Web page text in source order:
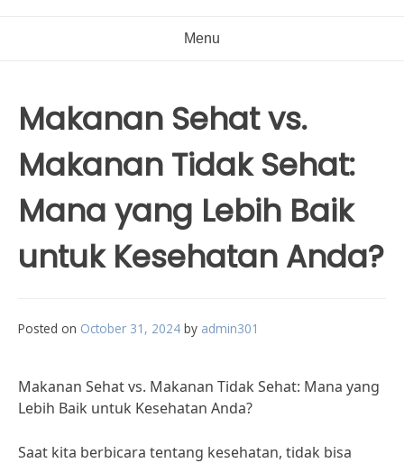
Menu
Makanan Sehat vs.
Makanan Tidak Sehat:
Mana yang Lebih Baik
untuk Kesehatan Anda?
Posted on October 31, 2024 by admin301
Makanan Sehat vs. Makanan Tidak Sehat: Mana yang
Lebih Baik untuk Kesehatan Anda?
Saat kita berbicara tentang kesehatan, tidak bisa